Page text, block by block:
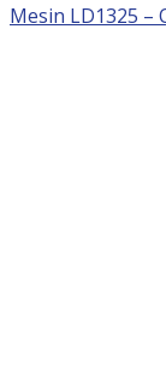
Mesin LD1325 –